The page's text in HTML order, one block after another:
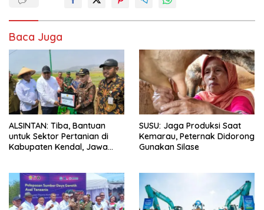
Baca Juga
ALSINTAN: Tiba, Bantuan
untuk Sektor Pertanian di
Kabupaten Kendal, Jawa
SUSU: Jaga Produksi Saat
Kemarau, Peternak Didorong
Gunakan Silase